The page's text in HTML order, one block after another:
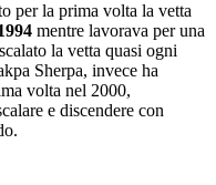
per la prima volta la vetta
mentre lavorava per una
la vetta quasi ogni
Sherpa, invece ha
volta nel 2000,
e discendere con